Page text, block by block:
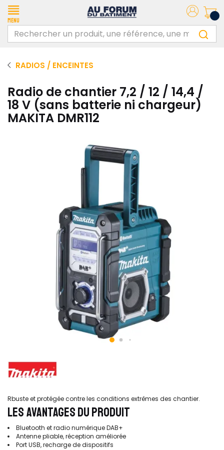
Menu
RADIOS / ENCEINTES
Radio de chantier 7,2 / 12 / 14,4 /
18 V (sans batterie ni chargeur)
MAKITA DMR112
Rbuste et protégée contre les conditions extrêmes des chantier.
LES AVANTAGES DU PRODUIT
Bluetooth et radio numérique DAB+
Antenne pliable, réception améliorée
Port USB, recharge de dispositifs